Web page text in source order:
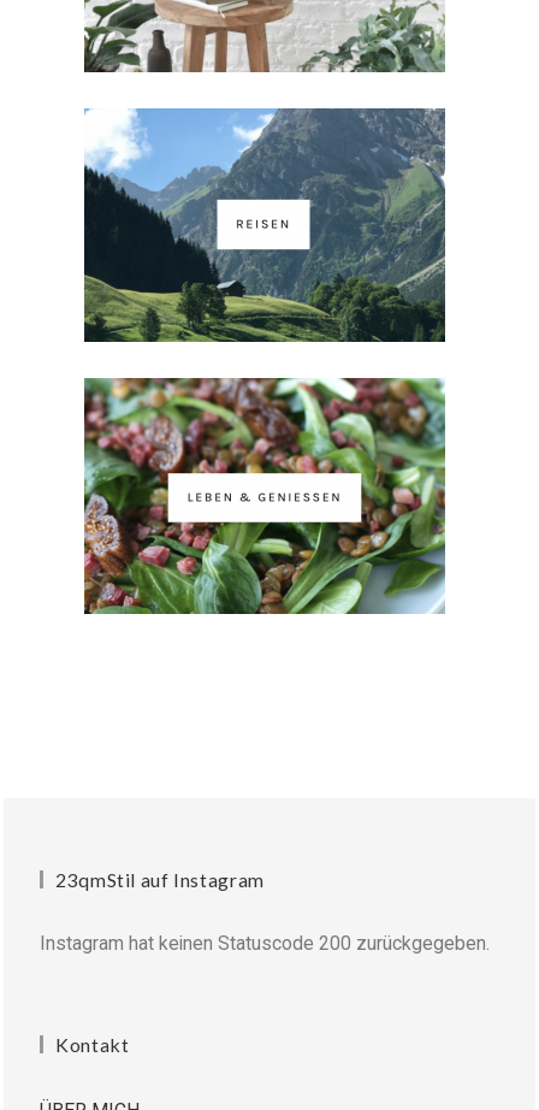
23qmStil auf Instagram
Instagram hat keinen Statuscode 200 zurückgegeben.
Kontakt